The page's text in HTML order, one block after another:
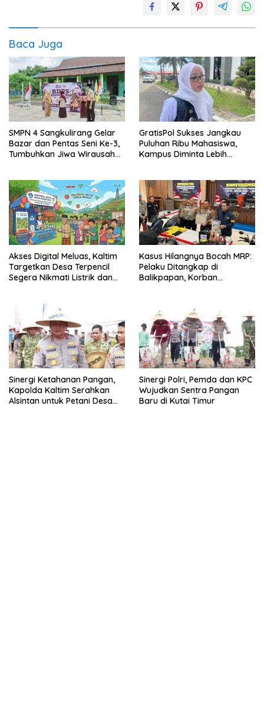
Baca Juga
SMPN 4 Sangkulirang Gelar
Bazar dan Pentas Seni Ke-3,
Tumbuhkan Jiwa Wirausaha
GratisPol Sukses Jangkau
Puluhan Ribu Mahasiswa,
Kampus Diminta Lebih
Akses Digital Meluas, Kaltim
Targetkan Desa Terpencil
Segera Nikmati Listrik dan
Kasus Hilangnya Bocah MRP:
Pelaku Ditangkap di
Balikpapan, Korban
Sinergi Ketahanan Pangan,
Kapolda Kaltim Serahkan
Alsintan untuk Petani Desa
Sinergi Polri, Pemda dan KPC
Wujudkan Sentra Pangan
Baru di Kutai Timur